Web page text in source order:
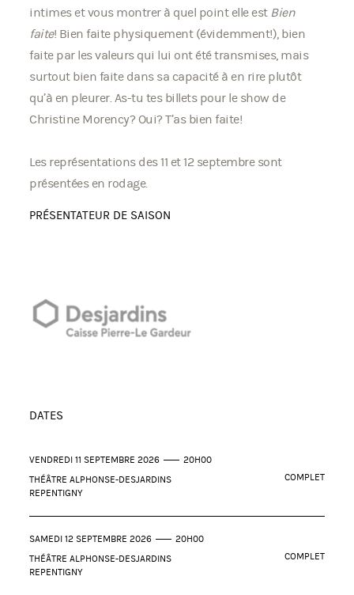
intimes et vous montrer à quel point elle est Bien
faite! Bien faite physiquement (évidemment!), bien
faite par les valeurs qui lui ont été transmises, mais
surtout bien faite dans sa capacité à en rire plutôt
qu’à en pleurer. As-tu tes billets pour le show de
Christine Morency? Oui? T’as bien faite!
Les représentations des 11 et 12 septembre sont
présentées en rodage.
PRÉSENTATEUR DE SAISON
DATES
VENDREDI 11 SEPTEMBRE 2026
20H00
THÉÂTRE ALPHONSE-DESJARDINS
REPENTIGNY
COMPLET
SAMEDI 12 SEPTEMBRE 2026
20H00
THÉÂTRE ALPHONSE-DESJARDINS
REPENTIGNY
COMPLET